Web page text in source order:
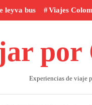
leyva bus Viajes
por
Experiencias de viaje